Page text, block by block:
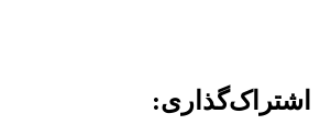
اشتراک‌گذاری: